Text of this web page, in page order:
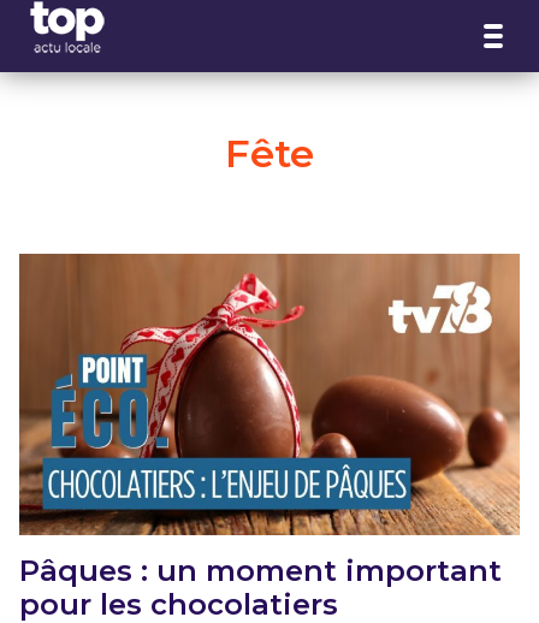
Fête
Pâques : un moment important
pour les chocolatiers
Panneau de gestion des cookies